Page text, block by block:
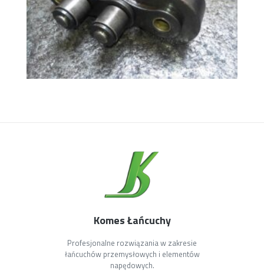
Komes Łańcuchy
Profesjonalne rozwiązania w zakresie
łańcuchów przemysłowych i elementów
napędowych.